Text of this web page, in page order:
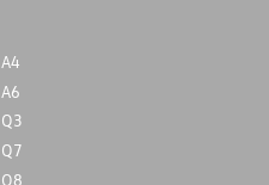
A4
A6
Q3
Q7
Q8